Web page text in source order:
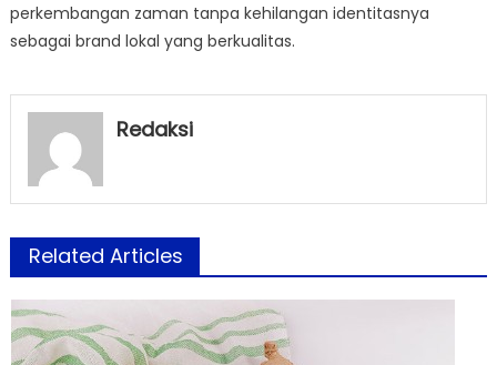
perkembangan zaman tanpa kehilangan identitasnya
sebagai brand lokal yang berkualitas.
Redaksi
Related Articles